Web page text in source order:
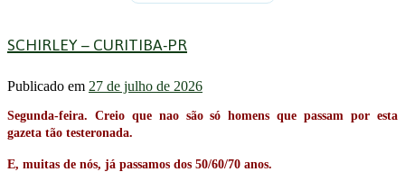
SCHIRLEY – CURITIBA-PR
Publicado em 27 de julho de 2026
Segunda-feira. Creio que nao são só homens que passam por esta
gazeta tão testeronada.
E, muitas de nós, já passamos dos 50/60/70 anos.